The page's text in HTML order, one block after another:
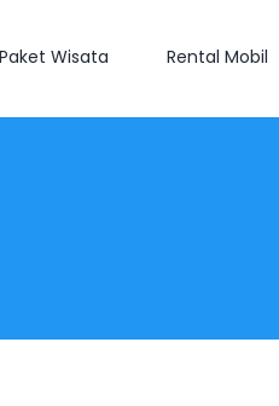
Paket Wisata Rental Mobil